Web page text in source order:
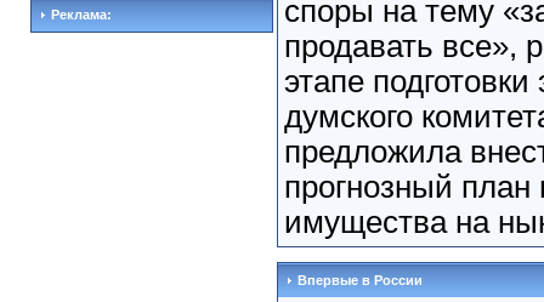
Реклама:
споры на тему
продавать все»,
этапе подготовки
думского
предложила
прогнозный план
имущества на
Впервые в России